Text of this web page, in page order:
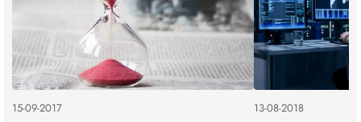
15-09-2017 13-08-2018